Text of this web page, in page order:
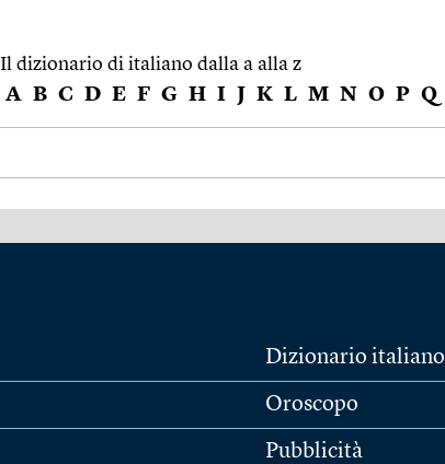
Il dizionario di italiano dalla a alla z
A B C D E F G H I J K L M N O P Q
Dizionario italiano
Oroscopo
Pubblicità